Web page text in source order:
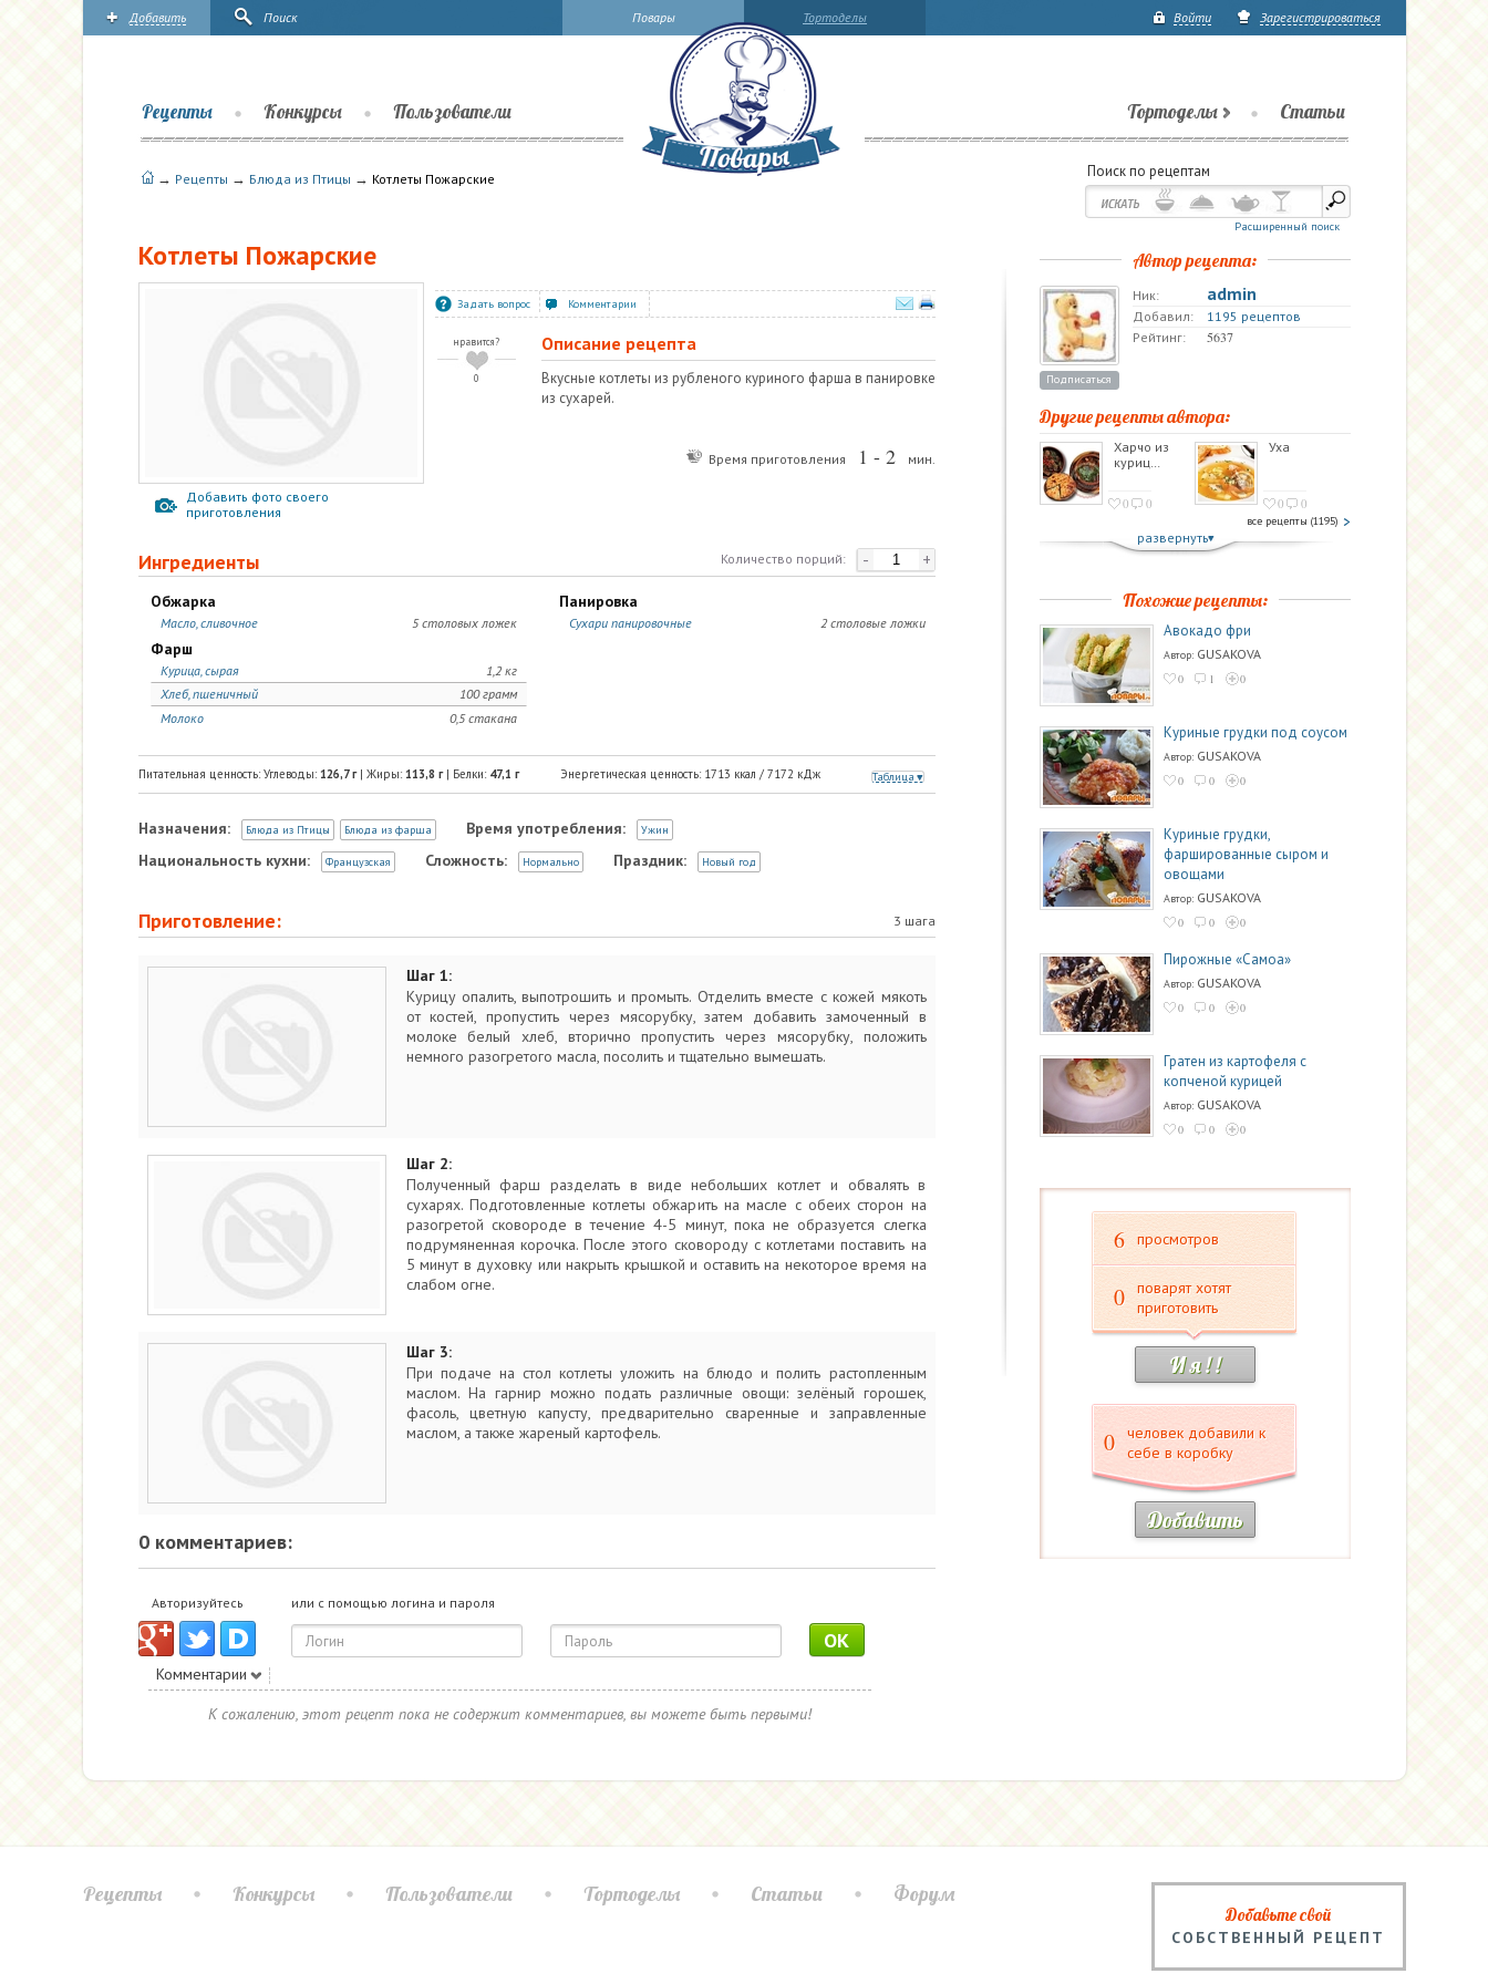
Тортоделы
Повары Войти Зарегистрироваться
Добавить Поиск
Тортоделы Статьи
Рецепты Конкурсы Пользователи
→ Рецепты → Блюда из Птицы → Котлеты Пожарские Поиск по рецептам
Расширенный поиск
Котлеты Пожарские
Добавить фото своего
приготовления
Задать вопрос Комментарии
нравится?
0
Описание рецепта
Вкусные котлеты из рубленого куриного фарша в панировке
из сухарей.
Время приготовления 1 - 2 мин.
- +
Количество порций:
Ингредиенты
Обжарка
5 столовых ложек
Масло, сливочное
Панировка
2 столовые ложки
Сухари панировочные
Фарш
1,2 кг
Курица, сырая
100 грамм
Хлеб, пшеничный
0,5 стакана
Молоко
Таблица
Энергетическая ценность: 1713 ккал / 7172 кДж
Питательная ценность: Углеводы: 126,7г| Жиры: 113,8 г| Белки: 47,1 г
Назначения: Блюда из Птицы Блюда из фарша Время употребления: Ужин
Национальность кухни: Французская Сложность: Нормально Праздник: Новый год
Приготовление: 3 шага
Шаг 1:
Курицу опалить, выпотрошить и промыть. Отделить вместе с кожей мякоть
от костей, пропустить через мясорубку, затем добавить замоченный в
молоке белый хлеб, вторично пропустить через мясорубку, положить
немного разогретого масла, посолить и тщательно вымешать.
Шаг 2:
Полученный фарш разделать в виде небольших котлет и обвалять в
сухарях. Подготовленные котлеты обжарить на масле с обеих сторон на
разогретой сковороде в течение 4-5 минут, пока не образуется слегка
подрумяненная корочка. После этого сковороду с котлетами поставить на
5 минут в духовку или накрыть крышкой и оставить на некоторое время на
слабом огне.
Шаг 3:
При подаче на стол котлеты уложить на блюдо и полить растопленным
маслом. На гарнир можно подать различные овощи: зелёный горошек,
фасоль, цветную капусту, предварительно сваренные и заправленные
маслом, а также жареный картофель.
0 комментариев:
Авторизуйтесь или с помощью логина и пароля
OK
Комментарии
К сожалению, этот рецепт пока не содержит комментариев, вы можете быть первыми!
Автор рецепта:
Подписаться
Ник: admin
Добавил:
1195 рецептов
Рейтинг:
5637
Другие рецепты автора:
Харчо из
куриц…
0 0
Уха
0 0
все рецепты (1195)
развернуть
Похожие рецепты:
Авокадо фри
Автор: GUSAKOVA
0 1 0
Куриные грудки под соусом
Автор: GUSAKOVA
0 0 0
Куриные грудки,
фаршированные сыром и
овощами
Автор: GUSAKOVA
0 0 0
Пирожные «Самоа»
Автор: GUSAKOVA
0 0 0
Гратен из картофеля с
копченой курицей
Автор: GUSAKOVA
0 0 0
6 просмотров
0
поварят хотят
приготовить
И я ! !
0
человек добавили к
себе в коробку
Добавить
Добавьте свой
СОБСТВЕННЫЙ РЕЦЕПТ
Рецепты Конкурсы Пользователи Тортоделы Статьи Форум